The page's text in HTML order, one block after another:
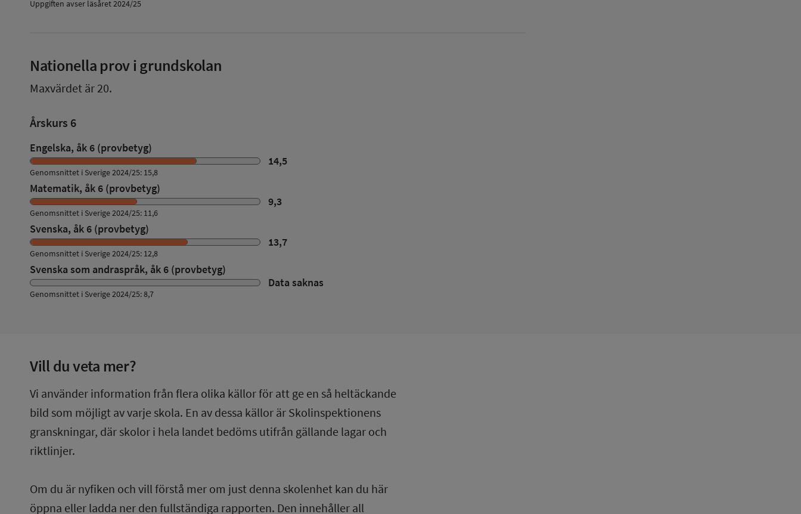
Uppgiften avser läsåret 2024/25
Nationella prov i grundskolan
Maxvärdet är 20.
Årskurs 6
Engelska, åk 6 (provbetyg)
14,5
Genomsnittet i Sverige 2024/25: 15,8
Matematik, åk 6 (provbetyg)
9,3
Genomsnittet i Sverige 2024/25: 11,6
Svenska, åk 6 (provbetyg)
13,7
Genomsnittet i Sverige 2024/25: 12,8
Svenska som andraspråk, åk 6 (provbetyg)
Data saknas
Genomsnittet i Sverige 2024/25: 8,7
Vill du veta mer?
Vi använder information från flera olika källor för att ge en så heltäckande
bild som möjligt av varje skola. En av dessa källor är Skolinspektionens
granskningar, där skolor i hela landet bedöms utifrån gällande lagar och
riktlinjer.
Om du är nyfiken och vill förstå mer om just denna skolenhet kan du här
öppna eller ladda ner den fullständiga rapporten. Den innehåller all